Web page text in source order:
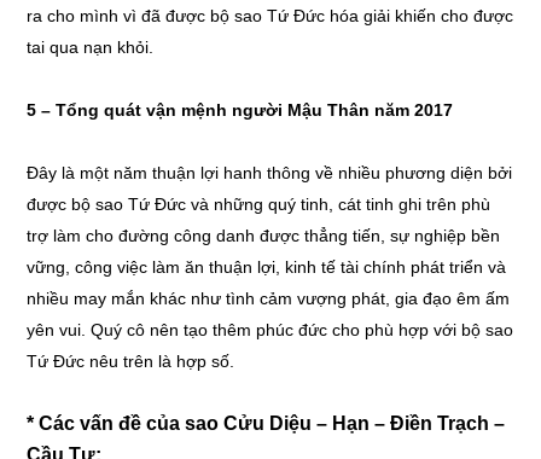
ra cho mình vì đã được bộ sao Tứ Đức hóa giải khiến cho được
tai qua nạn khỏi.
5 – Tổng quát vận mệnh người Mậu Thân năm 2017
Đây là một năm thuận lợi hanh thông về nhiều phương diện bởi
được bộ sao Tứ Đức và những quý tinh, cát tinh ghi trên phù
trợ làm cho đường công danh được thẳng tiến, sự nghiệp bền
vững, công việc làm ăn thuận lợi, kinh tế tài chính phát triển và
nhiều may mắn khác như tình cảm vượng phát, gia đạo êm ấm
yên vui. Quý cô nên tạo thêm phúc đức cho phù hợp với bộ sao
Tứ Đức nêu trên là hợp số.
* Các vấn đề của sao Cửu Diệu – Hạn – Điền Trạch –
Cầu Tự: